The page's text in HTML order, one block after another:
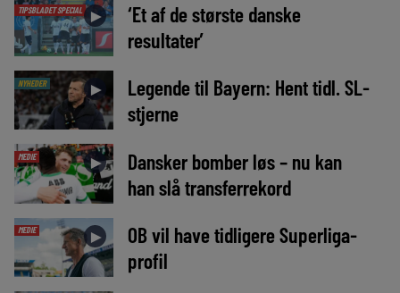
TIPSBLADET SPECIAL ►
‘Et af de største danske
resultater’
NYHEDER ►
Legende til Bayern: Hent tidl. SL-
stjerne
MEDIE ►
Dansker bomber løs – nu kan
han slå transferrekord
MEDIE ►
OB vil have tidligere Superliga-
profil